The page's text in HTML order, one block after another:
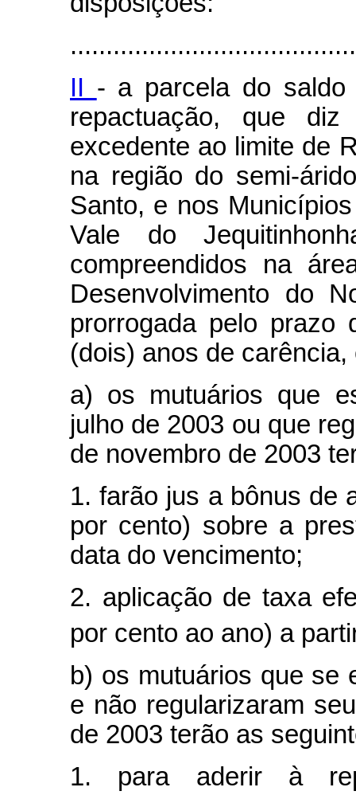
II - a parcela do saldo
repactuação, que
excedente ao limite de
na região do semi-
Santo, e nos
Vale do
compreendidos na
Desenvolvimento do
prorrogada pelo
(dois) anos de
a) os mutuários que
julho de 2003 ou que
de novembro de 2003
1. farão jus a bônus de
por cento) sobre a
data do vencimento;
2. aplicação de taxa
por cento ao ano) a
b) os mutuários que se
e não regularizaram
de 2003 terão as
1. para aderir à